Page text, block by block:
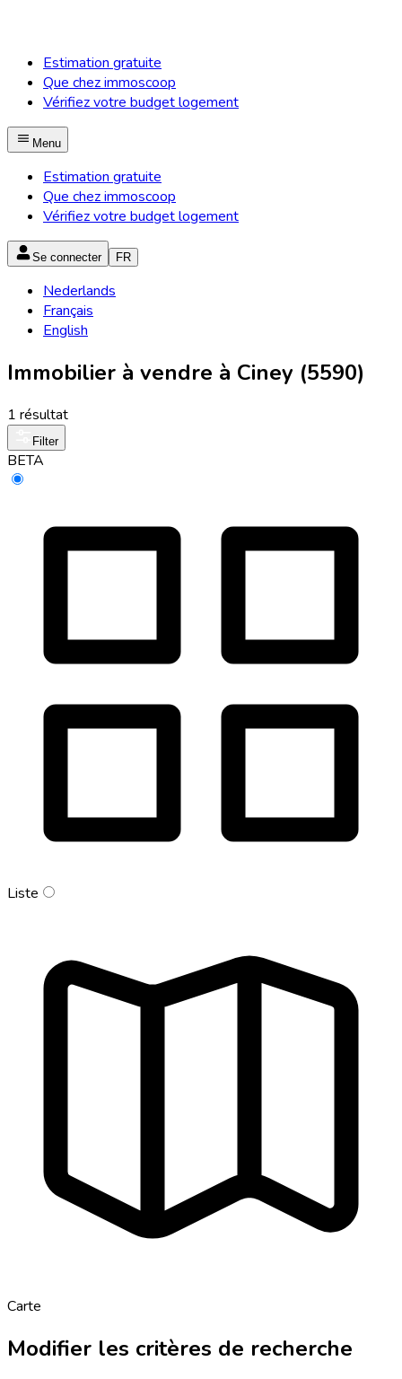
Estimation gratuite
Que chez immoscoop
Vérifiez votre budget logement
Menu
Estimation gratuite
Que chez immoscoop
Vérifiez votre budget logement
Se connecter FR
Nederlands
Français
English
Immobilier à vendre à Ciney (5590)
1 résultat
Filter
BETA
Liste
Carte
Modifier les critères de recherche